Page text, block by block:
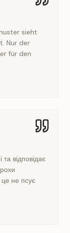
sieht
Nur der
für den
відповідає
це не псує